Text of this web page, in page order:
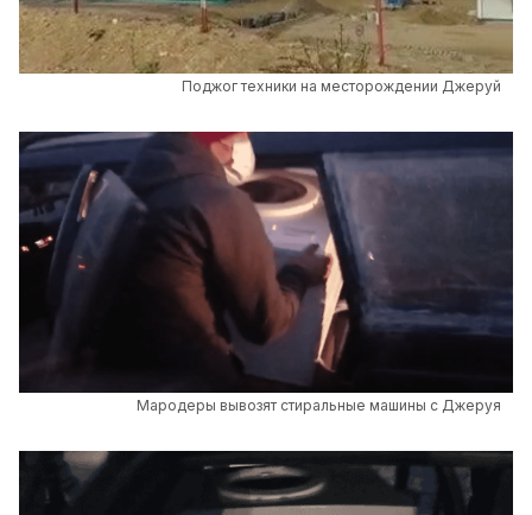
Поджог техники на месторождении Джеруй
Мародеры вывозят стиральные машины с Джеруя